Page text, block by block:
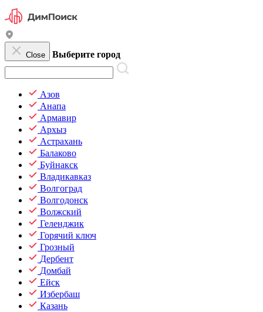
Close Выберите город
Азов
Анапа
Армавир
Архыз
Астрахань
Балаково
Буйнакск
Владикавказ
Волгоград
Волгодонск
Волжский
Геленджик
Горячий ключ
Грозный
Дербент
Домбай
Ейск
Избербаш
Казань